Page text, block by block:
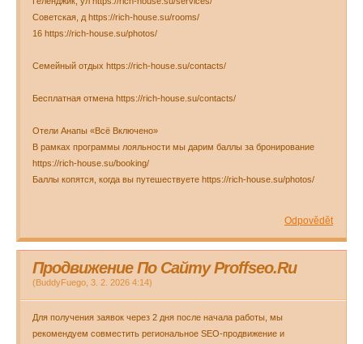
Советская, д https://rich-house.su/rooms/
16 https://rich-house.su/photos/
Семейный отдых https://rich-house.su/contacts/
Бесплатная отмена https://rich-house.su/contacts/
Отели Анапы «Всё Включено»
В рамках программы лояльности мы дарим баллы за бронирование
https://rich-house.su/booking/
Баллы копятся, когда вы путешествуете https://rich-house.su/photos/
Odpovědět
Продвижение По Сайту Proffseo.Ru
(BuddyFuego 3. 2. 2026 4:14)
Для получения заявок через 2 дня после начала работы, мы
рекомендуем совместить региональное SEO-продвижение и